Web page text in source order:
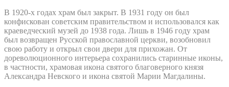
В 1920-х годах храм был закрыт. В 1931 году он был
конфискован советским правительством и использовался как
краеведческий музей до 1938 года. Лишь в 1946 году храм
был возвращен Русской православной церкви, возобновил
свою работу и открыл свои двери для прихожан. От
дореволюционного интерьера сохранились старинные иконы,
в частности, храмовая икона святого благоверного князя
Александра Невского и икона святой Марии Магдалины.